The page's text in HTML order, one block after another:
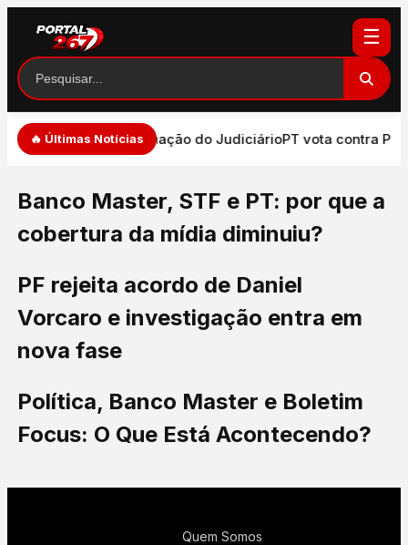
☰
🔥 Últimas Notícias
de expressão e atuação do JudiciárioPT vota contra PEC
Banco Master, STF e PT: por que a
cobertura da mídia diminuiu?
PF rejeita acordo de Daniel
Vorcaro e investigação entra em
nova fase
Política, Banco Master e Boletim
Focus: O Que Está Acontecendo?
Quem Somos